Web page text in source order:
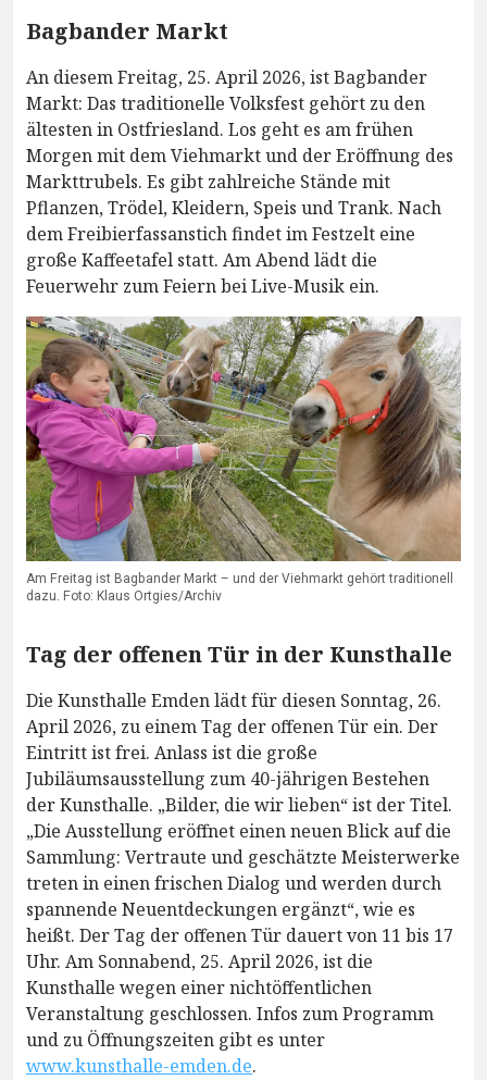
Bagbander Markt
An diesem Freitag, 25. April 2026, ist Bagbander
Markt: Das traditionelle Volksfest gehört zu den
ältesten in Ostfriesland. Los geht es am frühen
Morgen mit dem Viehmarkt und der Eröffnung des
Markttrubels. Es gibt zahlreiche Stände mit
Pflanzen, Trödel, Kleidern, Speis und Trank. Nach
dem Freibierfassanstich findet im Festzelt eine
große Kaffeetafel statt. Am Abend lädt die
Feuerwehr zum Feiern bei Live-Musik ein.
Am Freitag ist Bagbander Markt – und der Viehmarkt gehört traditionell
dazu. Foto: Klaus Ortgies/Archiv
Tag der offenen Tür in der Kunsthalle
Die Kunsthalle Emden lädt für diesen Sonntag, 26.
April 2026, zu einem Tag der offenen Tür ein. Der
Eintritt ist frei. Anlass ist die große
Jubiläumsausstellung zum 40-jährigen Bestehen
der Kunsthalle. „Bilder, die wir lieben“ ist der Titel.
„Die Ausstellung eröffnet einen neuen Blick auf die
Sammlung: Vertraute und geschätzte Meisterwerke
treten in einen frischen Dialog und werden durch
spannende Neuentdeckungen ergänzt“, wie es
heißt. Der Tag der offenen Tür dauert von 11 bis 17
Uhr. Am Sonnabend, 25. April 2026, ist die
Kunsthalle wegen einer nichtöffentlichen
Veranstaltung geschlossen. Infos zum Programm
und zu Öffnungszeiten gibt es unter
www.kunsthalle-emden.de.